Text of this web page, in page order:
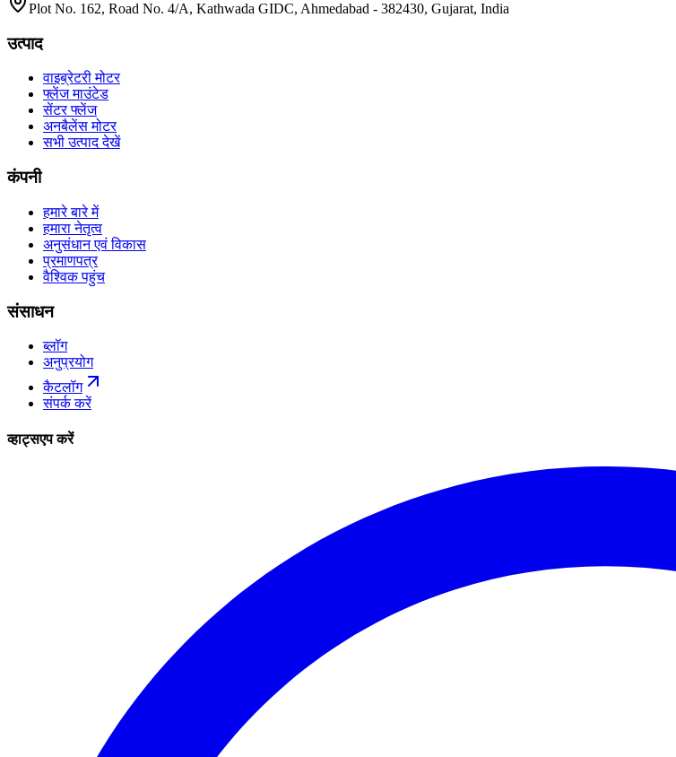
Plot No. 162, Road No. 4/A, Kathwada GIDC, Ahmedabad - 382430, Gujarat, India
उत्पाद
वाइब्रेटरी मोटर
फ्लेंज माउंटेड
सेंटर फ्लेंज
अनबैलेंस मोटर
सभी उत्पाद देखें
कंपनी
हमारे बारे में
हमारा नेतृत्व
अनुसंधान एवं विकास
प्रमाणपत्र
वैश्विक पहुंच
संसाधन
ब्लॉग
अनुप्रयोग
कैटलॉग
संपर्क करें
व्हाट्सएप करें